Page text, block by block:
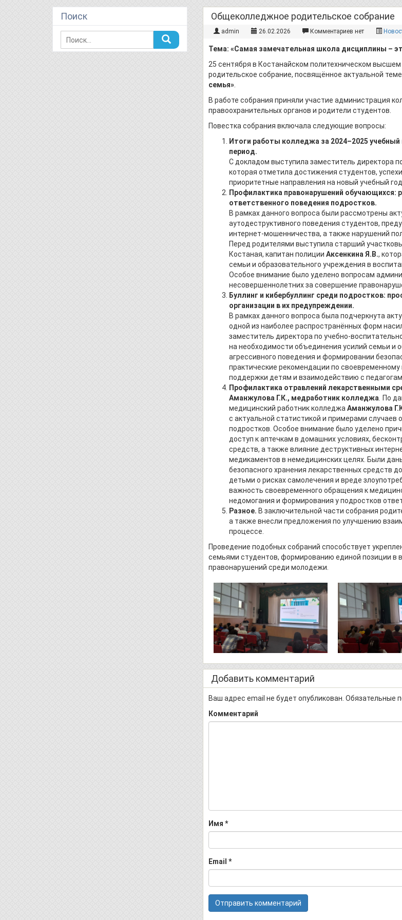
Общеколледжное родительское собрание
admin 26.02.2026 Комментариев нет
Тема: «Самая замечательная школа дисциплины –
25 сентября в Костанайском политехническом
родительское собрание, посвящённое актуальной
семья».
В работе собрания приняли участие администрация
правоохранительных органов и родители студентов.
Повестка собрания включала следующие вопросы:
Итоги работы колледжа за 2024–2025
период.
С докладом выступила заместитель директора
которая отметила достижения студентов,
приоритетные направления на новый учебный год.
Профилактика правонарушений обучающихся:
ответственного поведения подростков.
В рамках данного вопроса были рассмотрены
аутодеструктивного поведения студентов,
интернет-мошенничества, а также нарушений
Перед родителями выступила старший
Костаная, капитан полиции Аксенкина Я.В.,
семьи и образовательного учреждения в
Особое внимание было уделено вопросам
несовершеннолетних за совершение
Буллинг и кибербуллинг среди подростков:
организации в их предупреждении.
В рамках данного вопроса была подчеркнута
одной из наиболее распространённых форм
заместитель директора по учебно-
на необходимости объединения усилий семьи и
агрессивного поведения и формировании
практические рекомендации по
поддержки детям и взаимодействию с
Профилактика отравлений лекарственными
Аманжулова Г.К., медработник колледжа
По
медицинский работник колледжа Аманжулова
с актуальной статистикой и примерами
подростков. Особое внимание было уделено
доступ к аптечкам в домашних условиях,
средств, а также влияние деструктивных
медикаментов в немедицинских целях. Были
безопасного хранения лекарственных средств
детьми о рисках самолечения и вреде
важность своевременного обращения к
недомогания и формирования у подростков
Разное. В заключительной части собрания
а также внесли предложения по улучшению
процессе.
Проведение подобных собраний способствует
семьями студентов, формированию единой позиции в
правонарушений среди молодежи.
Добавить комментарий
Ваш адрес email не будет опубликован. Обязательные
Комментарий
Имя *
Email *
Поиск